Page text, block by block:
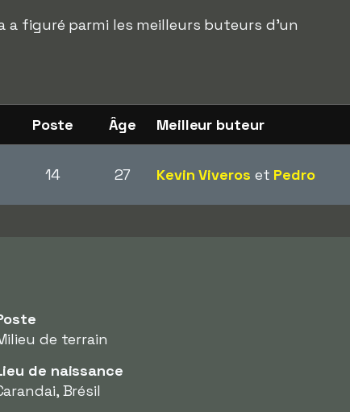
a figuré parmi les meilleurs buteurs d'un
Poste Âge Meilleur buteur
14 27 Kevin Viveros et Pedro
de terrain
de naissance
Brésil